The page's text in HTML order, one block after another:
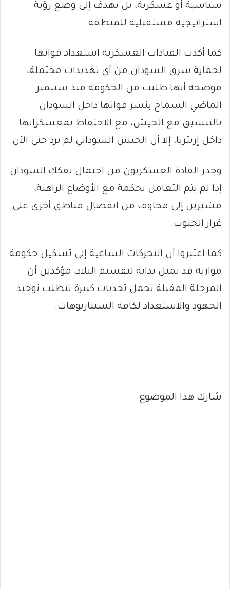
سياسية أو عسكرية، بل يهدف إلى وضع رؤية
استراتيجية مستقبلية للمنطقة.
كما أكدت القيادات العسكرية استعداد قواتها
لحماية شرق السودان من أي تهديدات محتملة،
موضحة أنها طلبت من الحكومة منذ سبتمبر
الماضي السماح بنشر قواتها داخل السودان
بالتنسيق مع الجيش، مع الاحتفاظ بمعسكراتها
داخل إريتريا، إلا أن الجيش السوداني لم يرد حتى الآن.
وحذر القادة العسكريون من احتمال تفكك السودان
إذا لم يتم التعامل بحكمة مع الأوضاع الراهنة،
مشيرين إلى مخاوف من انفصال مناطق أخرى على
غرار الجنوب.
كما اعتبروا أن التحركات الساعية إلى تشكيل حكومة
موازية قد تمثل بداية لتقسيم البلاد، مؤكدين أن
المرحلة المقبلة تحمل تحديات كبيرة تتطلب توحيد
الجهود والاستعداد لكافة السيناريوهات.
شارك هذا الموضوع